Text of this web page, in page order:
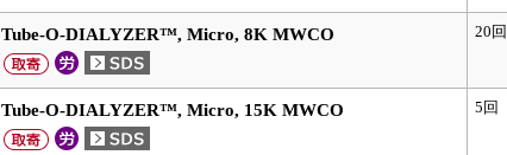
Tube-O-DIALYZER™, Micro, 8K MWCO 20回
Tube-O-DIALYZER™, Micro, 15K MWCO 5回